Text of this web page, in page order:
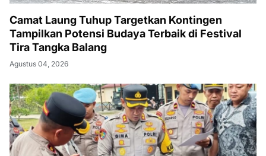
Camat Laung Tuhup Targetkan Kontingen
Tampilkan Potensi Budaya Terbaik di Festival
Tira Tangka Balang
Agustus 04, 2026